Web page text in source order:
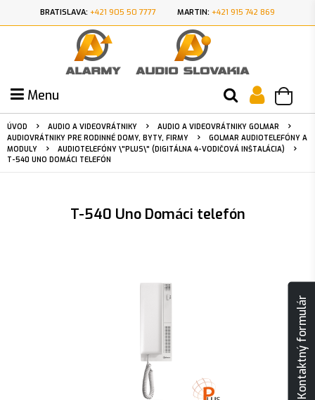
BRATISLAVA: +421 905 50 7777 MARTIN: +421 915 742 869
Menu
ÚVOD AUDIO A VIDEOVRÁTNIKY
AUDIO A VIDEOVRÁTNIKY GOLMAR
AUDIOVRÁTNIKY PRE RODINNÉ DOMY, BYTY, FIRMY
GOLMAR AUDIOTELEFÓNY A
MODULY
AUDIOTELEFÓNY \"PLUS\" (DIGITÁLNA 4-VODIČOVÁ INŠTALÁCIA)
T-540 UNO DOMÁCI TELEFÓN
T-540 Uno Domáci telefón
Kontaktný formulár